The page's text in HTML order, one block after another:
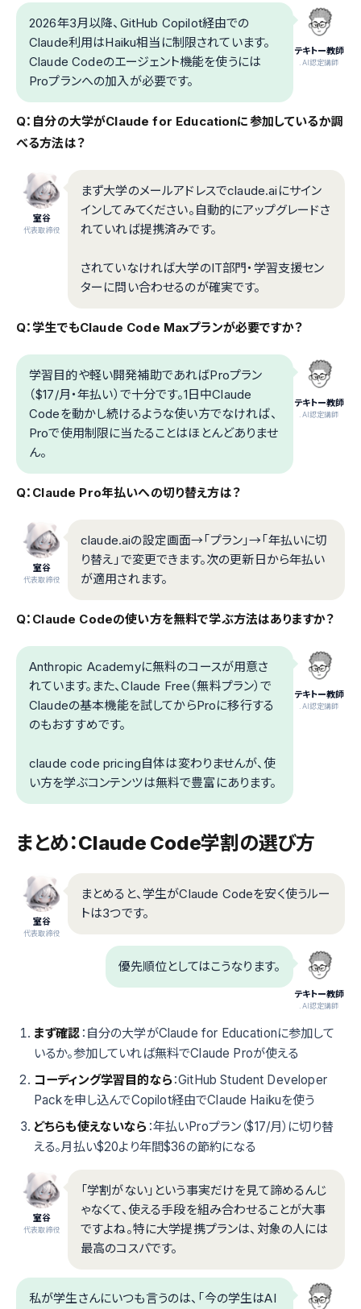
テキトー教師
.AI認定講師
2026年3月以降、GitHub Copilot経由での
Claude利用はHaiku相当に制限されています。
Claude Codeのエージェント機能を使うには
Proプランへの加入が必要です。
Q：自分の大学がClaude for Educationに参加しているか調
べる方法は？
室谷
代表取締役
まず大学のメールアドレスでclaude.aiにサイン
インしてみてください。自動的にアップグレードさ
れていれば提携済みです。
されていなければ大学のIT部門・学習支援セン
ターに問い合わせるのが確実です。
Q：学生でもClaude Code Maxプランが必要ですか？
テキトー教師
.AI認定講師
学習目的や軽い開発補助であればProプラン
（$17/月・年払い）で十分です。1日中Claude
Codeを動かし続けるような使い方でなければ、
Proで使用制限に当たることはほとんどありませ
ん。
Q：Claude Pro年払いへの切り替え方は？
室谷
代表取締役
claude.aiの設定画面→「プラン」→「年払いに切
り替え」で変更できます。次の更新日から年払い
が適用されます。
Q：Claude Codeの使い方を無料で学ぶ方法はありますか？
テキトー教師
.AI認定講師
Anthropic Academyに無料のコースが用意さ
れています。また、Claude Free（無料プラン）で
Claudeの基本機能を試してからProに移行する
のもおすすめです。
claude code pricing自体は変わりませんが、使
い方を学ぶコンテンツは無料で豊富にあります。
まとめ：Claude Code学割の選び方
室谷
代表取締役
まとめると、学生がClaude Codeを安く使うルー
トは3つです。
テキトー教師
.AI認定講師
優先順位としてはこうなります。
まず確認 ：自分の大学がClaude for Educationに参加して
いるか。参加していれば無料でClaude Proが使える
コーディング学習目的なら ：GitHub Student Developer
Packを申し込んでCopilot経由でClaude Haikuを使う
どちらも使えないなら ：年払いProプラン（$17/月）に切り替
える。月払い$20より年間$36の節約になる
室谷
代表取締役
「学割がない」という事実だけを見て諦めるんじ
ゃなくて、使える手段を組み合わせることが大事
ですよね。特に大学提携プランは、対象の人には
最高のコスパです。
私が学生さんにいつも言うのは、「今の学生はAI